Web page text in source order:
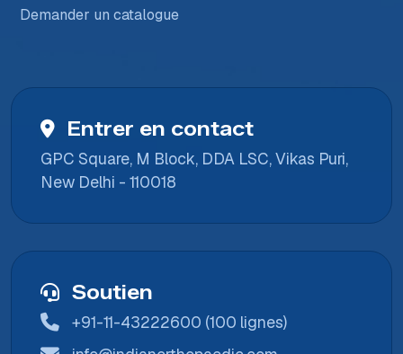
Demander un catalogue
Entrer en contact
GPC Square, M Block, DDA LSC, Vikas Puri,
New Delhi - 110018
Soutien
+91-11-43222600 (100 lignes)